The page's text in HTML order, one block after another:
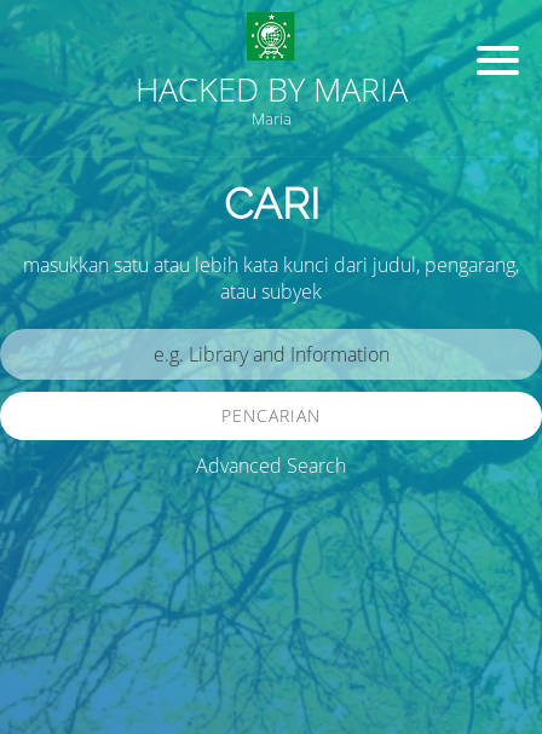
HACKED BY MARIA
Maria
CARI
masukkan satu atau lebih kata kunci dari judul, pengarang,
atau subyek
PENCARIAN
Advanced Search